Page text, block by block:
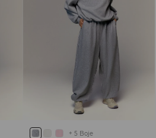
+ 5 Boje